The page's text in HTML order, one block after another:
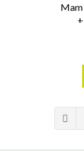
Mam